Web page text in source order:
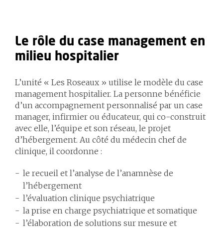
Le rôle du case management en
milieu hospitalier
L’unité « Les Roseaux » utilise le modèle du case
management hospitalier. La personne bénéficie
d’un accompagnement personnalisé par un case
manager, infirmier ou éducateur, qui co-construit
avec elle, l’équipe et son réseau, le projet
d’hébergement. Au côté du médecin chef de
clinique, il coordonne :
le recueil et l’analyse de l’anamnèse de
l’hébergement
l’évaluation clinique psychiatrique
la prise en charge psychiatrique et somatique
l’élaboration de solutions sur mesure et